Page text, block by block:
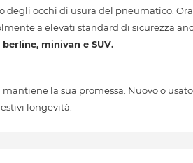
occhi di usura del pneumatico.
a elevati standard di sicurezza
minivan e SUV.
la sua promessa. Nuovo o
longevità.